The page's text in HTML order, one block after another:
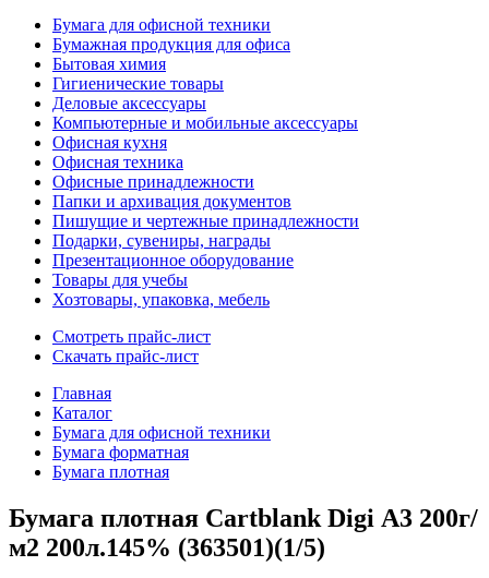
Бумага для офисной техники
Бумажная продукция для офиса
Бытовая химия
Гигиенические товары
Деловые аксессуары
Компьютерные и мобильные аксессуары
Офисная кухня
Офисная техника
Офисные принадлежности
Папки и архивация документов
Пишущие и чертежные принадлежности
Подарки, сувениры, награды
Презентационное оборудование
Товары для учебы
Хозтовары, упаковка, мебель
Смотреть прайс-лист
Скачать прайс-лист
Главная
Каталог
Бумага для офисной техники
Бумага форматная
Бумага плотная
Бумага плотная Cartblank Digi А3 200г/
м2 200л.145% (363501)(1/5)